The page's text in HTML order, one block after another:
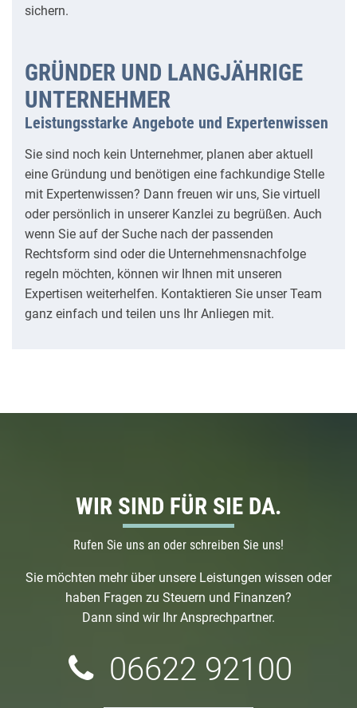
sichern.
GRÜNDER UND LANGJÄHRIGE
UNTERNEHMER
Leistungsstarke Angebote und Expertenwissen
Sie sind noch kein Unternehmer, planen aber aktuell
eine Gründung und benötigen eine fachkundige Stelle
mit Expertenwissen? Dann freuen wir uns, Sie virtuell
oder persönlich in unserer Kanzlei zu begrüßen. Auch
wenn Sie auf der Suche nach der passenden
Rechtsform sind oder die Unternehmensnachfolge
regeln möchten, können wir Ihnen mit unseren
Expertisen weiterhelfen. Kontaktieren Sie unser Team
ganz einfach und teilen uns Ihr Anliegen mit.
WIR SIND FÜR SIE DA.
Rufen Sie uns an oder schreiben Sie uns!
Sie möchten mehr über unsere Leistungen wissen oder
haben Fragen zu Steuern und Finanzen?
Dann sind wir Ihr Ansprechpartner.
06622 92100